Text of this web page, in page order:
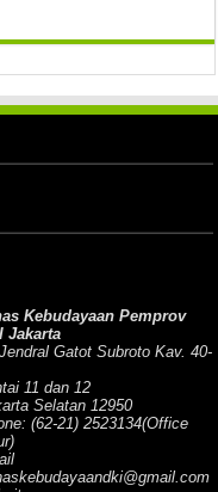
Kebudayaan Pemprov
Jakarta
Gatot Subroto Kav. 40-
11 dan 12
Selatan 12950
(62-21) 2523134(Office